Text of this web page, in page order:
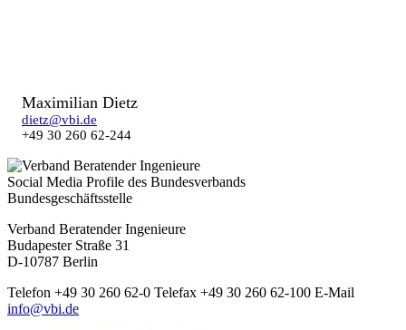
Maximilian Dietz
dietz@vbi.de
+49 30 260 62-244
Social Media Profile des Bundesverbands
Bundesgeschäftsstelle
Verband Beratender Ingenieure
Budapester Straße 31
D-10787 Berlin
Telefon +49 30 260 62-0 Telefax +49 30 260 62-100 E-Mail
info@vbi.de